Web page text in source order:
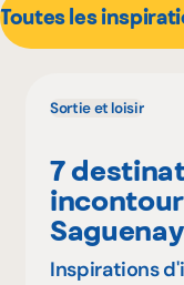
Toutes les
Sortie et loisir
7
Inspirations